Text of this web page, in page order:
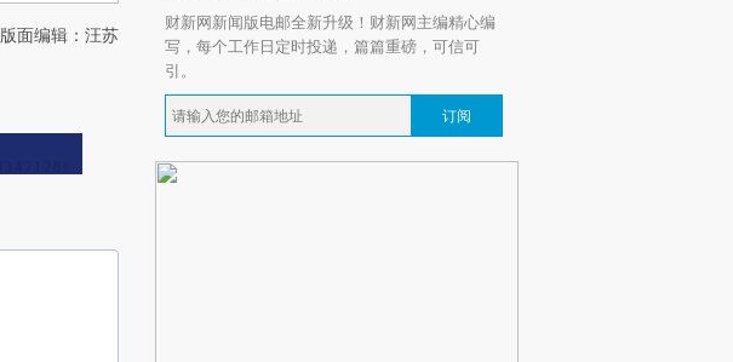
版面编辑：汪苏
财新网新闻版电邮全新升级！财新网主编精心编
写，每个工作日定时投递，篇篇重磅，可信可
引。
订阅